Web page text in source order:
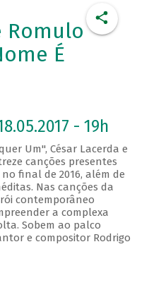
Romulo
É
- 19h
Um", César Lacerda e
canções presentes
final de 2016, além de
Nas canções da
contemporâneo
a complexa
Sobem ao palco
e compositor Rodrigo